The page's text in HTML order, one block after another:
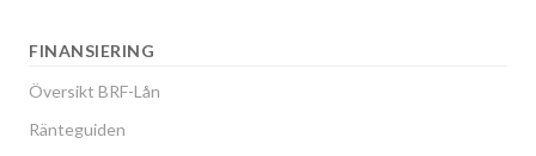
FINANSIERING
Översikt BRF-Lån
Ränteguiden